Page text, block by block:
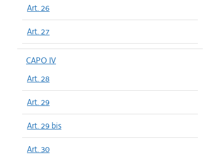
Art. 26
Art. 27
CAPO IV
Art. 28
Art. 29
Art. 29 bis
Art. 30